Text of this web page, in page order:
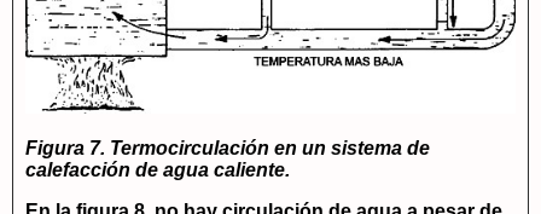
Figura 7. Termocirculación en un sistema de
calefacción de agua caliente.